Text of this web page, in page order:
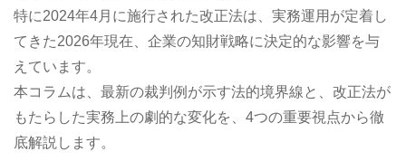
特に2024年4月に施行された改正法は、実務運用が定着し
てきた2026年現在、企業の知財戦略に決定的な影響を与
えています。
本コラムは、最新の裁判例が示す法的境界線と、改正法が
もたらした実務上の劇的な変化を、4つの重要視点から徹
底解説します。